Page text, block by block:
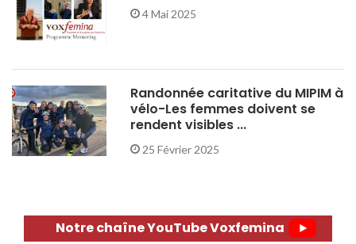
4 Mai 2025
Randonnée caritative du MIPIM à
vélo-Les femmes doivent se
rendent visibles ...
25 Février 2025
Notre chaîne YouTube Voxfemina